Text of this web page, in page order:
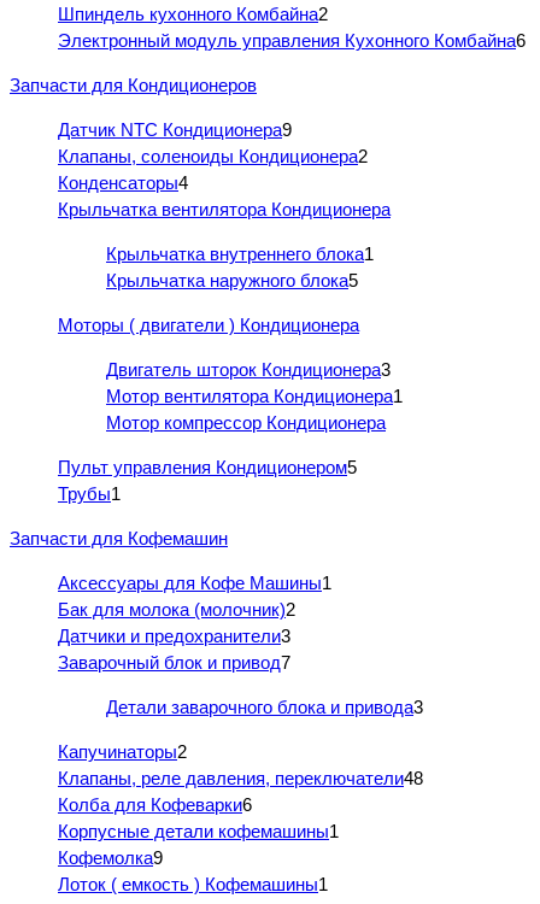
Шпиндель кухонного Комбайна2
Электронный модуль управления Кухонного Комбайна6
Запчасти для Кондиционеров
Датчик NTC Кондиционера9
Клапаны, соленоиды Кондиционера2
Конденсаторы4
Крыльчатка вентилятора Кондиционера
Крыльчатка внутреннего блока1
Крыльчатка наружного блока5
Моторы ( двигатели ) Кондиционера
Двигатель шторок Кондиционера3
Мотор вентилятора Кондиционера1
Мотор компрессор Кондиционера
Пульт управления Кондиционером5
Трубы1
Запчасти для Кофемашин
Аксессуары для Кофе Машины1
Бак для молока (молочник)2
Датчики и предохранители3
Заварочный блок и привод7
Детали заварочного блока и привода3
Капучинаторы2
Клапаны, реле давления, переключатели48
Колба для Кофеварки6
Корпусные детали кофемашины1
Кофемолка9
Лоток ( емкость ) Кофемашины1